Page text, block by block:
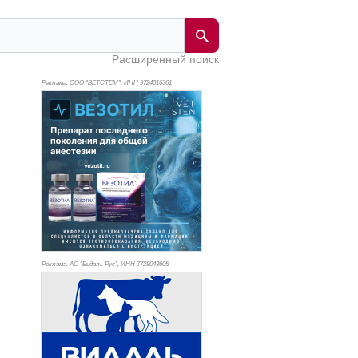
Расширенный поиск
Реклама. ООО "ВЕТСТЕМ", ИНН 9724016361
Реклама. АО "Видаль Рус", ИНН 7728043605